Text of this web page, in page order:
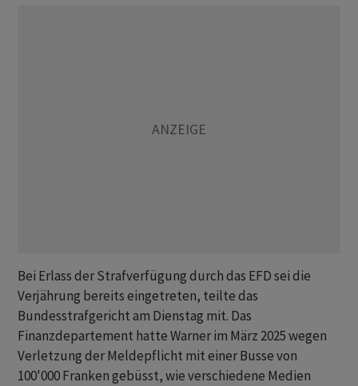
Bei Erlass der Strafverfügung durch das EFD sei die
Verjährung bereits eingetreten, teilte das
Bundesstrafgericht am Dienstag mit. Das
Finanzdepartement hatte Warner im März 2025 wegen
Verletzung der Meldepflicht mit einer Busse von
100'000 Franken gebüsst, wie verschiedene Medien